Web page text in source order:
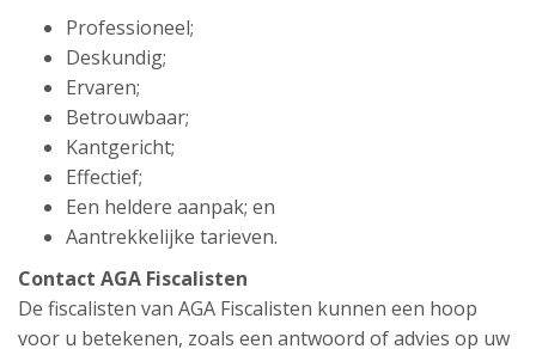
Professioneel;
Deskundig;
Ervaren;
Betrouwbaar;
Kantgericht;
Effectief;
Een heldere aanpak; en
Aantrekkelijke tarieven.
Contact AGA Fiscalisten
De fiscalisten van AGA Fiscalisten kunnen een hoop
voor u betekenen, zoals een antwoord of advies op uw